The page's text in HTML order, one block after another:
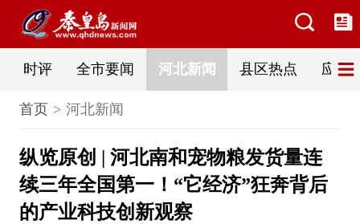
时评 全市要闻 河北新闻 县区热点 应急
首页 河北新闻
纵览原创 | 河北南和宠物粮发货量连
续三年全国第一！“它经济”狂奔背后
的产业科技创新观察